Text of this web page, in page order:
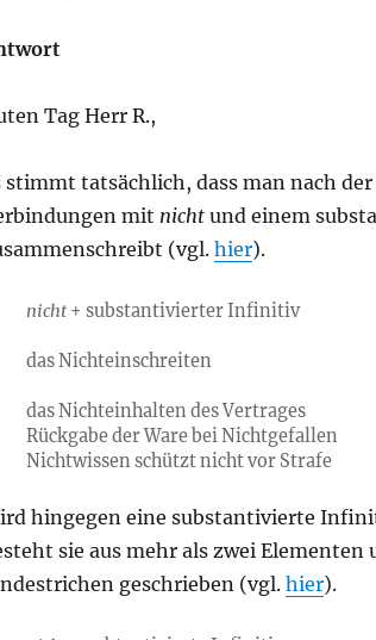
Tag Herr R.,
stimmt tatsächlich, dass man nach
mit nichtund einem
(vgl. hier).
nicht + substantivierter Infinitiv
das Nichteinschreiten
das Nichteinhalten des Vertrages
Rückgabe der Ware bei Nichtgefallen
Nichtwissen schützt nicht vor Strafe
hingegen eine substantivierte
sie aus mehr als zwei
geschrieben (vgl.hier).